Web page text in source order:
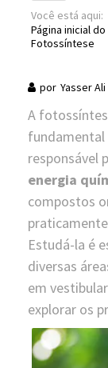
Você está aqui:
Página inicial
Fotossíntese
por Yasser Ali
A
fundamental
responsável
energia
compostos
Estudá-la é
diversas
em
explorar os